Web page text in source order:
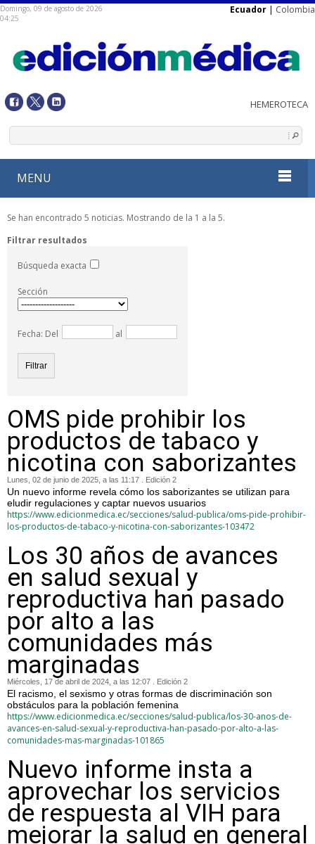
Domingo, 09 de agosto de 2026
04:25
Ecuador | Colombia
MENU
Se han encontrado 5 noticias. Mostrando de la 1 a la 5.
Filtrar resultados
Búsqueda exacta
Sección
Fecha: Del al
OMS pide prohibir los
productos de tabaco y
nicotina con saborizantes
Lunes, 02 de junio de 2025, a las 11:17 . Edición 2
Un nuevo informe revela cómo los saborizantes se utilizan para
eludir regulaciones y captar nuevos usuarios
https://www.edicionmedica.ec/secciones/salud-publica/oms-pide-prohibir-
los-productos-de-tabaco-y-nicotina-con-saborizantes-103472
Los 30 años de avances
en salud sexual y
reproductiva han pasado
por alto a las
comunidades más
marginadas
Miércoles, 17 de abril de 2024, a las 12:07 . Edición 2
El racismo, el sexismo y otras formas de discriminación son
obstáculos para la población femenina
https://www.edicionmedica.ec/secciones/salud-publica/los-30-anos-de-
avances-en-salud-sexual-y-reproductiva-han-pasado-por-alto-a-las-
comunidades-mas-marginadas-101865
Nuevo informe insta a
aprovechar los servicios
de respuesta al VIH para
mejorar la salud en general